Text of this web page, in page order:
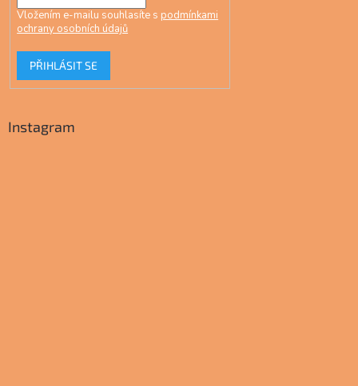
Vložením e-mailu souhlasíte s podmínkami
ochrany osobních údajů
PŘIHLÁSIT SE
Instagram